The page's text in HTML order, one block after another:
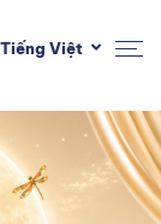
Tiếng Việt